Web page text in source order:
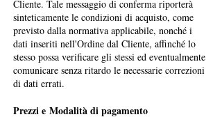
Cliente. Tale messaggio di conferma riporterà
sinteticamente le condizioni di acquisto, come
previsto dalla normativa applicabile, nonché i
dati inseriti nell'Ordine dal Cliente, affinché lo
stesso possa verificare gli stessi ed eventualmente
comunicare senza ritardo le necessarie correzioni
di dati errati.
Prezzi e Modalità di pagamento